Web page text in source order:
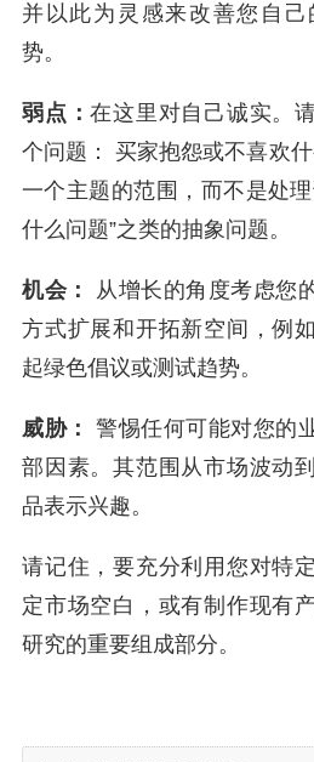
并以此为灵感来改善您自己
势。
弱点：在这里对自己诚实。
个问题： 买家抱怨或不喜欢
一个主题的范围，而不是处
什么问题”之类的抽象问题。
机会：
从增长的角度考虑您
方式扩展和开拓新空间，例
起绿色倡议或测试趋势。
威胁：
警惕任何可能对您的
部因素。其范围从市场波动
品表示兴趣。
请记住，要充分利用您对特
定市场空白，或有制作现有
研究的重要组成部分。